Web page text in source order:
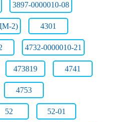
3897-0000010-08
2) 4301
4732-0000010-21
473819 4741
4753
52 52-01